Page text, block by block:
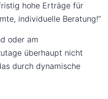
hohe Erträge für
individuelle Beratung!“
oder am
überhaupt nicht
durch dynamische